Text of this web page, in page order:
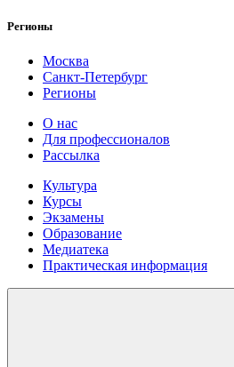
Регионы
Москва
Санкт-Петербург
Регионы
О нас
Для профессионалов
Рассылка
Культура
Курсы
Экзамены
Образование
Медиатека
Практическая информация